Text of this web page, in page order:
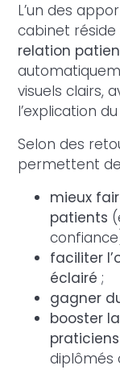
L’un des
cabinet réside
relation
visuels clairs,
l’explication
Selon des
permettent
mieux
patients
faciliter
éclairé ;
gagner
booster
praticiens
diplômés